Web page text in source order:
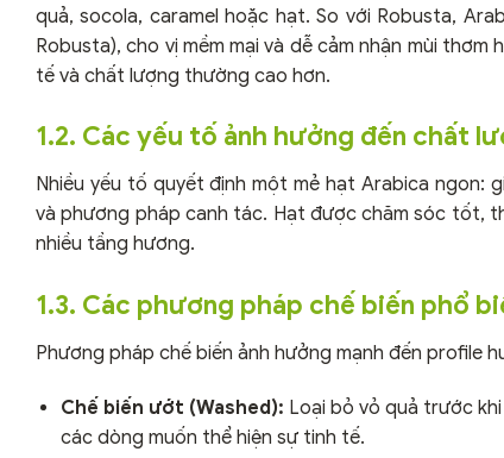
quả, socola, caramel hoặc hạt. So với Robusta,
Robusta), cho vị mềm mại và dễ cảm nhận mùi
tế và chất lượng thường cao hơn.
1.2. Các yếu tố ảnh hưởng đến chất
Nhiều yếu tố quyết định một mẻ hạt Arabica ngon:
và phương pháp canh tác. Hạt được chăm sóc tốt,
nhiều tầng hương.
1.3. Các phương pháp chế biến phổ
Phương pháp chế biến ảnh hưởng mạnh đến profile
Chế biến ướt (Washed): Loại bỏ vỏ quả trước
các dòng muốn thể hiện sự tinh tế.